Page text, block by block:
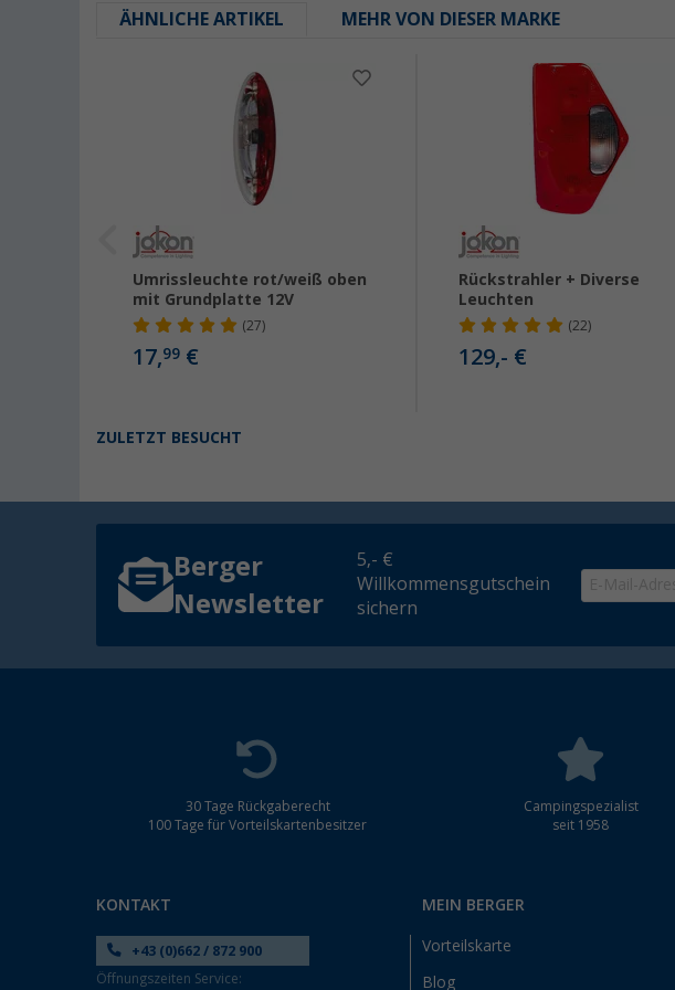
ÄHNLICHE ARTIKEL MEHR VON DIESER MARKE
Umrissleuchte rot/weiß oben
mit Grundplatte 12V
(27)
17,99 €
Rückstrahler + Diverse
Leuchten
(22)
129,- €
ZULETZT BESUCHT
Berger
Newsletter
5,- €
Willkommensgutschein
sichern
30 Tage Rückgaberecht
100 Tage für Vorteilskartenbesitzer
Campingspezialist
seit 1958
KONTAKT
+43 (0)662 / 872 900
Öffnungszeiten Service:
MEIN BERGER
Vorteilskarte
Blog